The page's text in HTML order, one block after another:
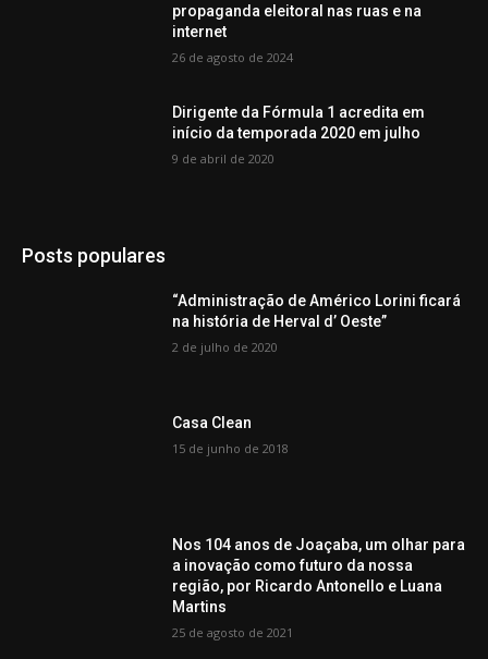
propaganda eleitoral nas ruas e na
internet
26 de agosto de 2024
Dirigente da Fórmula 1 acredita em
início da temporada 2020 em julho
9 de abril de 2020
Posts populares
“Administração de Américo Lorini ficará
na história de Herval d’ Oeste”
2 de julho de 2020
Casa Clean
15 de junho de 2018
Nos 104 anos de Joaçaba, um olhar para
a inovação como futuro da nossa
região, por Ricardo Antonello e Luana
Martins
25 de agosto de 2021